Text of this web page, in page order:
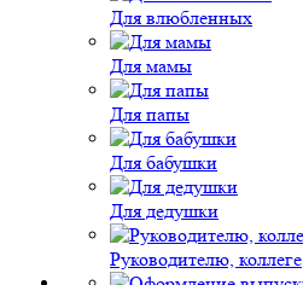
Для влюбленных
Для мамы
Для папы
Для бабушки
Для дедушки
Руководителю, коллеге